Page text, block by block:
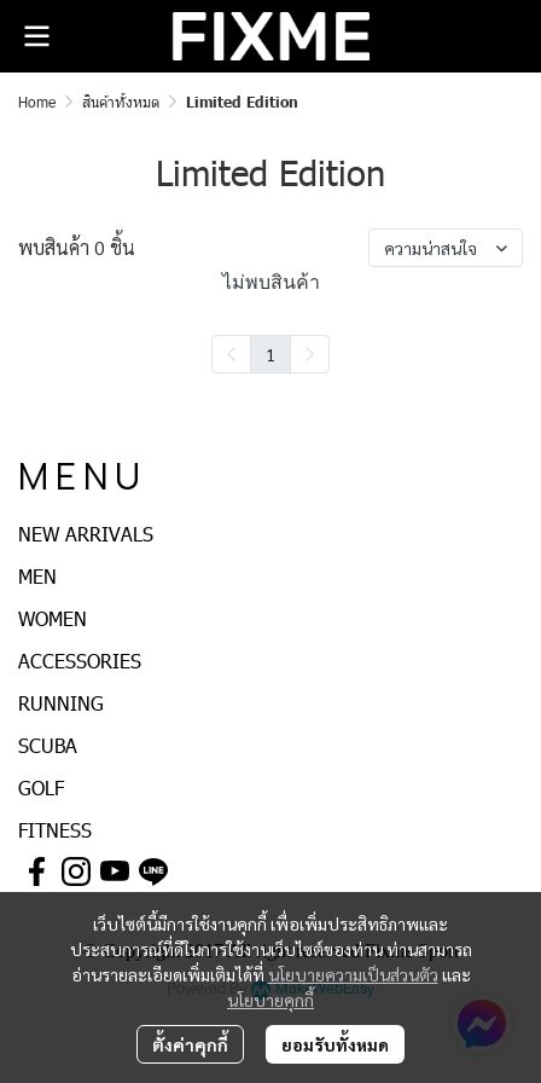
Home สินค้าทั้งหมด Limited Edition
Limited Edition
พบสินค้า 0 ชิ้น ความน่าสนใจ
ไม่พบสินค้า
1
เว็บไซต์นี้มีการใช้งานคุกกี้ เพื่อเพิ่มประสิทธิภาพและ
ประสบการณ์ที่ดีในการใช้งานเว็บไซต์ของท่าน ท่านสามารถ
อ่านรายละเอียดเพิ่มเติมได้ที่ นโยบายความเป็นส่วนตัว และ
นโยบายคุกกี้
ตั้งค่าคุกกี้ ยอมรับทั้งหมด
M E N U
NEW ARRIVALS
MEN
WOMEN
ACCESSORIES
RUNNING
SCUBA
GOLF
FITNESS
© Copyright 2017 All right reserved Fixme Sport
Powered By MakeWebEasy